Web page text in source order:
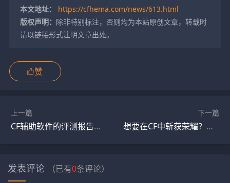
本文地址：
https://cfhema.com/news/613.html
版权声明： 除非特别标注，否则均为本站原创文章，转载时
请以链接形式注明文章出处。
赞
上一篇
CF辅助软件的评测报告，让你了解使用效果！
下一篇
想要在CF中斩获荣耀？使用这些辅助软件可以事半功倍！
发表评论 （已有0条评论）